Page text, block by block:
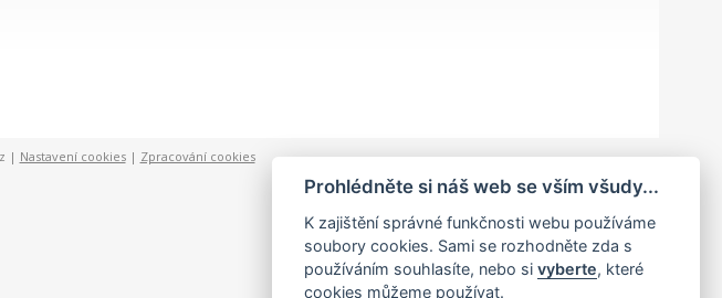
| Nastavení cookies| Zpracování cookies
Prohlédněte si náš web se vším všudy...
K zajištění správné funkčnosti webu používáme
soubory cookies. Sami se rozhodněte zda s
používáním souhlasíte, nebo si vyberte, které
cookies můžeme používat.